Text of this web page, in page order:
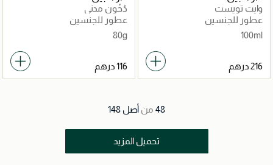
وايت تويست
عطور للجنسين
100ml
دُخُون مدني
عطور للجنسين
80g
48 من أصل
تحميل المزيد